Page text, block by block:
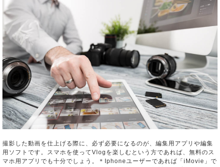
撮影した動画を仕上げる際に、必ず必要になるのが、編集用アプリや編集
用ソフトです。スマホを使ってVlogを楽しむという方であれば、無料のス
マホ用アプリでも十分でしょう。＊Iphoneユーザーであれば「iMovie」で